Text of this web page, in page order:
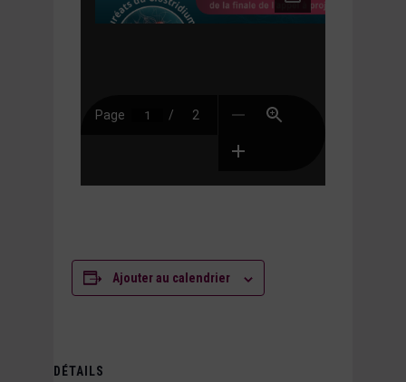
Ajouter au calendrier
DÉTAILS